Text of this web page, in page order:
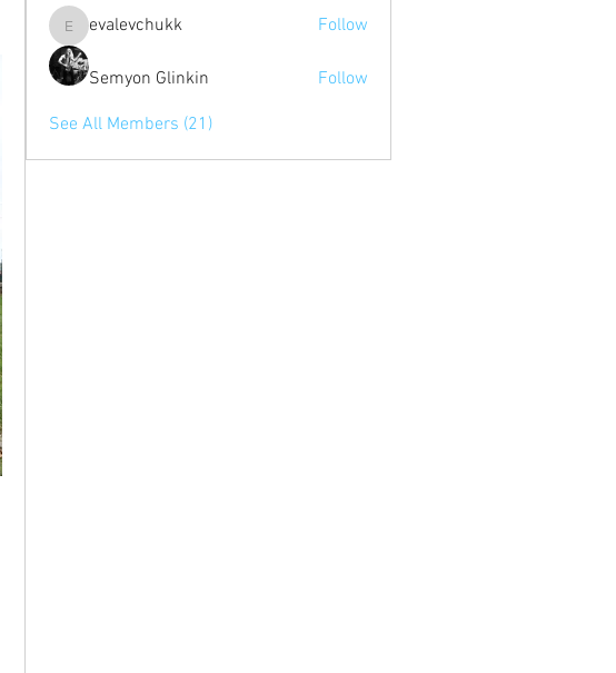
evalevchukk
evalevchukk Follow
Semyon Glinkin Follow
See All Members (21)